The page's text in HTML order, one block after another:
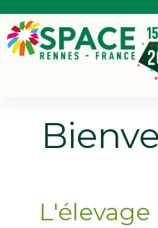
L'élevage